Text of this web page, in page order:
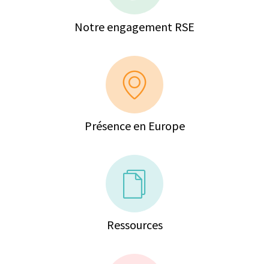
Notre engagement RSE
Présence en Europe
Ressources